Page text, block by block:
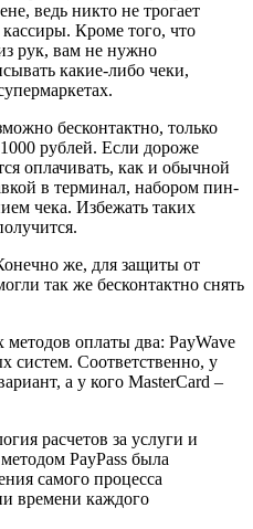
ведь никто не трогает
Кроме того, что
рук, вам не нужно
какие-либо чеки,
бесконтактно, только
рублей. Если дороже
оплачивать, как и обычной
в терминал, набором пин-
чека. Избежать таких
же, для защиты от
так же бесконтактно снять
оплаты два: PayWave
систем. Соответственно, у
а у кого MasterCard –
расчетов за услуги и
PayPass была
самого процесса
времени каждого